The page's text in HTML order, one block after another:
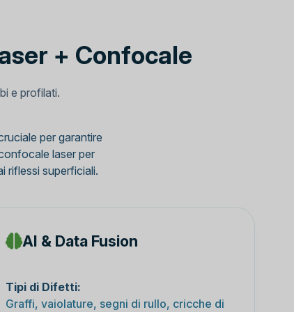
+ Confocale
e profilati.
per garantire
laser per
riflessi superficiali.
AI & Data Fusion
Tipi di Difetti:
Graffi, vaiolature, segni di rullo, cricche di